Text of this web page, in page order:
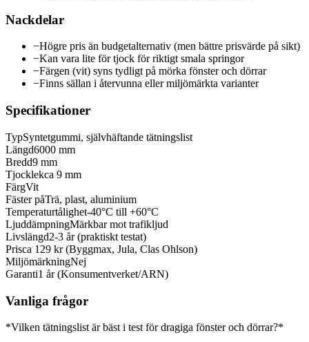
Nackdelar
−Högre pris än budgetalternativ (men bättre prisvärde på sikt)
−Kan vara lite för tjock för riktigt smala springor
−Färgen (vit) syns tydligt på mörka fönster och dörrar
−Finns sällan i återvunna eller miljömärkta varianter
Specifikationer
TypSyntetgummi, självhäftande tätningslist
Längd6000 mm
Bredd9 mm
Tjocklekca 9 mm
FärgVit
Fäster påTrä, plast, aluminium
Temperaturtålighet-40°C till +60°C
LjuddämpningMärkbar mot trafikljud
Livslängd2-3 år (praktiskt testat)
Prisca 129 kr (Byggmax, Jula, Clas Ohlson)
MiljömärkningNej
Garanti1 år (Konsumentverket/ARN)
Vanliga frågor
*Vilken tätningslist är bäst i test för dragiga fönster och dörrar?*